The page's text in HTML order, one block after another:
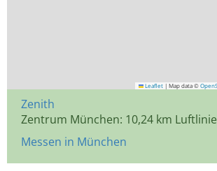
Leaflet | Map data ©
Zenith
Zentrum München: 10,24 km Luftlinie
Messen in München